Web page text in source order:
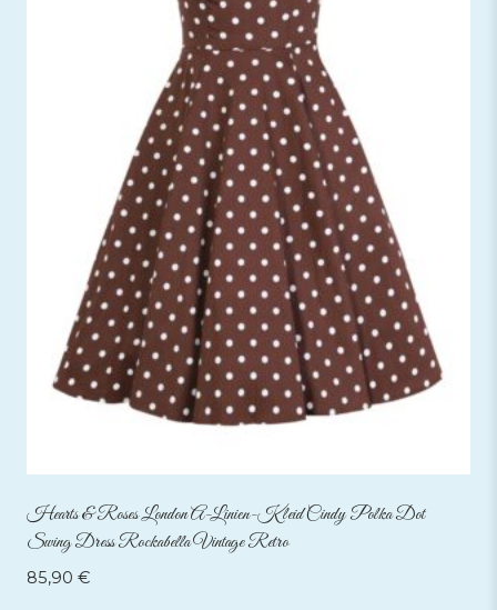
Hearts & Roses London A-Linien-Kleid Cindy Polka Dot
Swing Dress Rockabella Vintage Retro
85,90 €